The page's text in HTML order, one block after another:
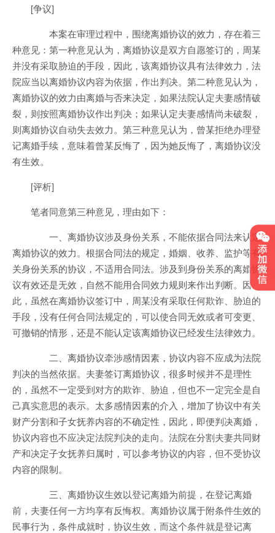
[争议]
本案在审理过程中，围绕离婚协议的效力，存在着三
种意见：第一种意见认为，离婚协议是双方自愿签订的，周某
并没有采取胁迫的手段，因此，该离婚协议具有法律效力，法
院应当以离婚协议内容为依据，作出判决。第二种意见认为，
离婚协议的效力由离婚与否来决定，如果法院认定夫妻感情破
裂，则按照离婚协议作出判决；如果认定夫妻感情尚未破裂，
则离婚协议自动失去效力。第三种意见认为，曾某拒绝办理登
记离婚手续，意味着曾某反悔了，因为她反悔了，离婚协议没
有生效。
[评析]
笔者同意第三种意见，理由如下：
一、离婚协议涉及身份关系，不能依据合同法来认定
离婚协议的效力。根据合同法的规定，婚姻、收养、监护等有
关身份关系的协议，不适用合同法。涉及到身份关系的离婚协
议有效还是无效，自然不能用合同效力规则来作出判断。因
此，虽然在离婚协议签订中，周某没有采取任何欺诈、胁迫的
手段，没有任何合同法规定的，可以使合同无效或者可变更、
可撤销的情形，还是不能认定该离婚协议已经发生法律效力。
二、离婚协议牵涉感情因素，协议内容不应成为法院
判决的当然依据。夫妻签订离婚协议，很多时候并不是理性
的，虽然不一定受到对方的欺诈、胁迫，但也不一定完全是自
己真实意思的表示。太多感情因素的介入，增加了协议中有关
财产分割和子女抚养内容的不确定性，因此，即便判决离婚，
协议内容也不应决定法院判决的走向。法院在分割夫妻共同财
产和决定子女抚养归属时，可以参考协议的内容，但不受协议
内容的限制。
三、离婚协议生效以登记离婚为前提，在登记离婚
前，夫妻任何一方均享有反悔权。离婚协议属于附条件生效的
民事行为，条件成就时，协议生效，而这个条件就是登记离